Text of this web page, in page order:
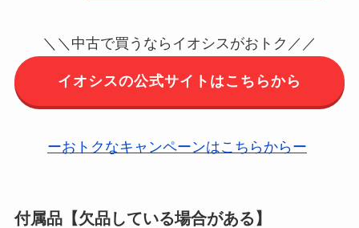
＼＼中古で買うならイオシスがおトク／／
イオシスの公式サイトはこちらから
ーおトクなキャンペーンはこちらからー
付属品【欠品している場合がある】